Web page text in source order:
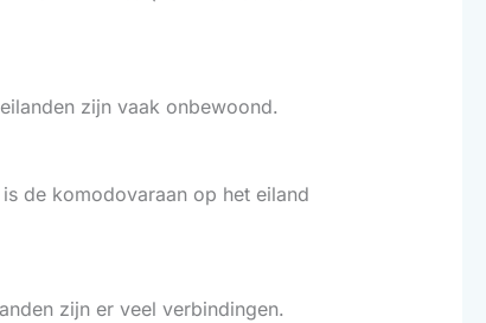
zijn vaak onbewoond.
de komodovaraan op het eiland
zijn er veel verbindingen.